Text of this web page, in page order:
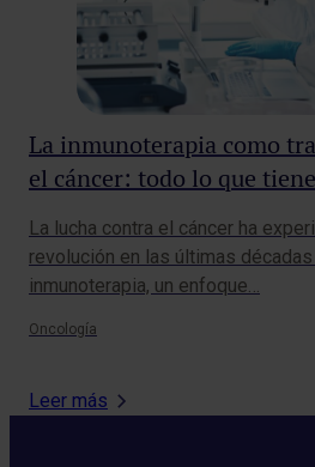
La inmunoterapia como
el cáncer: todo lo que
La lucha contra el cáncer ha
revolución en las últimas
inmunoterapia, un enfoque…
Oncología
Leer más